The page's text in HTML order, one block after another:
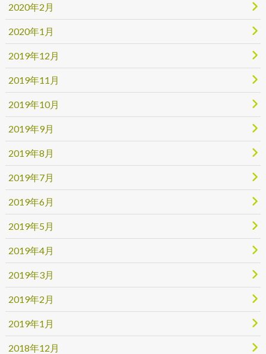
2020年2月
2020年1月
2019年12月
2019年11月
2019年10月
2019年9月
2019年8月
2019年7月
2019年6月
2019年5月
2019年4月
2019年3月
2019年2月
2019年1月
2018年12月